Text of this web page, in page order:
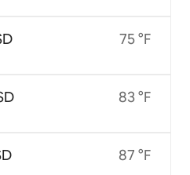
75 °F
83 °F
87 °F